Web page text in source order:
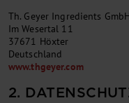
Th. Geyer Ingredients
Im Wesertal 11
37671 Höxter
Deutschland
www.thgeyer.com
2.